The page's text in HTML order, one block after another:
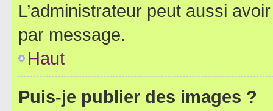
L’administrateur peut aussi
par message.
Haut
Puis-je publier des images ?